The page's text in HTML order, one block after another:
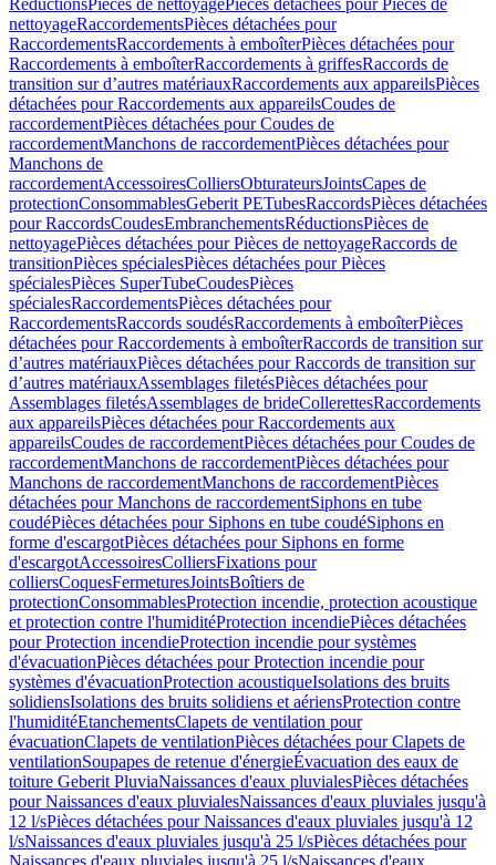
RéductionsPièces de nettoyagePièces détachées pour Pièces de
nettoyageRaccordementsPièces détachées pour
RaccordementsRaccordements à emboîterPièces détachées pour
Raccordements à emboîterRaccordements à griffesRaccords de
transition sur d’autres matériauxRaccordements aux appareilsPièces
détachées pour Raccordements aux appareilsCoudes de
raccordementPièces détachées pour Coudes de
raccordementManchons de raccordementPièces détachées pour
Manchons de
raccordementAccessoiresColliersObturateursJointsCapes de
protectionConsommablesGeberit PETubesRaccordsPièces détachées
pour RaccordsCoudesEmbranchementsRéductionsPièces de
nettoyagePièces détachées pour Pièces de nettoyageRaccords de
transitionPièces spécialesPièces détachées pour Pièces
spécialesPièces SuperTubeCoudesPièces
spécialesRaccordementsPièces détachées pour
RaccordementsRaccords soudésRaccordements à emboîterPièces
détachées pour Raccordements à emboîterRaccords de transition sur
d’autres matériauxPièces détachées pour Raccords de transition sur
d’autres matériauxAssemblages filetésPièces détachées pour
Assemblages filetésAssemblages de brideCollerettesRaccordements
aux appareilsPièces détachées pour Raccordements aux
appareilsCoudes de raccordementPièces détachées pour Coudes de
raccordementManchons de raccordementPièces détachées pour
Manchons de raccordementManchons de raccordementPièces
détachées pour Manchons de raccordementSiphons en tube
coudéPièces détachées pour Siphons en tube coudéSiphons en
forme d'escargotPièces détachées pour Siphons en forme
d'escargotAccessoiresColliersFixations pour
colliersCoquesFermeturesJointsBoîtiers de
protectionConsommablesProtection incendie, protection acoustique
et protection contre l'humiditéProtection incendiePièces détachées
pour Protection incendieProtection incendie pour systèmes
d'évacuationPièces détachées pour Protection incendie pour
systèmes d'évacuationProtection acoustiqueIsolations des bruits
solidiensIsolations des bruits solidiens et aériensProtection contre
l'humiditéEtanchementsClapets de ventilation pour
évacuationClapets de ventilationPièces détachées pour Clapets de
ventilationSoupapes de retenue d'énergieÉvacuation des eaux de
toiture Geberit PluviaNaissances d'eaux pluvialesPièces détachées
pour Naissances d'eaux pluvialesNaissances d'eaux pluviales jusqu'à
12 l/sPièces détachées pour Naissances d'eaux pluviales jusqu'à 12
l/sNaissances d'eaux pluviales jusqu'à 25 l/sPièces détachées pour
Naissances d'eaux pluviales jusqu'à 25 l/sNaissances d'eaux